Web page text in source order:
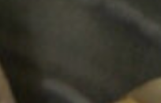
Modifier les cookies